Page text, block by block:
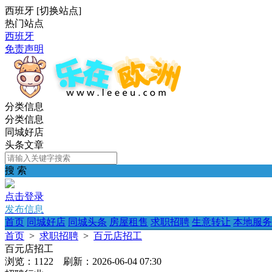
西班牙 [切换站点]
热门站点
西班牙
免责声明
分类信息
分类信息
同城好店
头条文章
搜 索
点击登录
发布信息
首页 同城好店 同城头条 房屋租售 求职招聘 生意转让 本地服务
首页 > 求职招聘 > 百元店招工
百元店招工
浏览：1122 刷新：2026-06-04 07:30